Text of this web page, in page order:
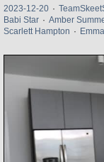
2023-12-20 ·
Babi Star · Amber
Scarlett Hampton ·